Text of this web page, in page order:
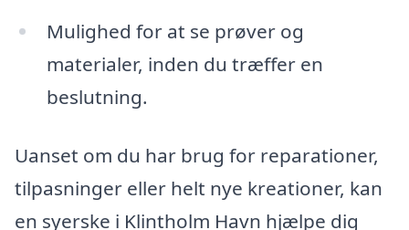
Mulighed for at se prøver og
materialer, inden du træffer en
beslutning.
Uanset om du har brug for reparationer,
tilpasninger eller helt nye kreationer, kan
en syerske i Klintholm Havn hjælpe dig